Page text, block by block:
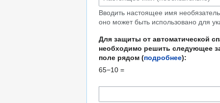
Вводить настоящее имя
оно может быть использовано для
Для защиты от автоматической
необходимо решить следующее
поле рядом (подробнее):
65−10 =